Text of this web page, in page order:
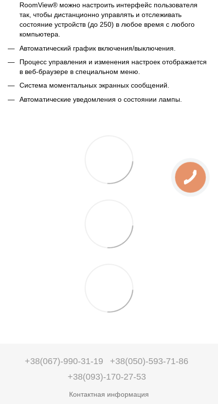
RoomView® можно настроить интерфейс пользователя
так, чтобы дистанционно управлять и отслеживать
состояние устройств (до 250) в любое время с любого
компьютера.
Автоматический график включения/выключения.
Процесс управления и изменения настроек отображается
в веб-браузере в специальном меню.
Система моментальных экранных сообщений.
Автоматические уведомления о состоянии лампы.
+38(067)-990-31-19
+38(050)-593-71-86
+38(093)-170-27-53
Контактная информация